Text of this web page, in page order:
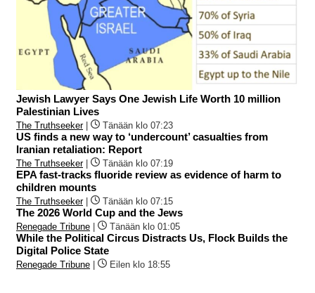
Jewish Lawyer Says One Jewish Life Worth 10 million
Palestinian Lives
The Truthseeker| Tänään klo 07:23
US finds a new way to ‘undercount’ casualties from
Iranian retaliation: Report
The Truthseeker| Tänään klo 07:19
EPA fast-tracks fluoride review as evidence of harm to
children mounts
The Truthseeker| Tänään klo 07:15
The 2026 World Cup and the Jews
Renegade Tribune | Tänään klo 01:05
While the Political Circus Distracts Us, Flock Builds the
Digital Police State
Renegade Tribune | Eilen klo 18:55